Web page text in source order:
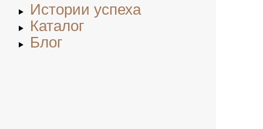
Истории успеха
Каталог
Блог